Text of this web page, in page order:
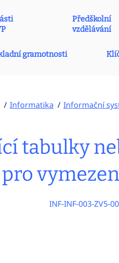
Předškolní
vzdělávání
gramotnosti
Informatika Informační
tabulky
INF-INF-003-ZV5-